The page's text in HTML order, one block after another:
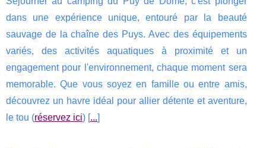
dans une expérience unique, entouré par la beauté
sauvage de la chaîne des Puys. Avec des équipements
variés, des activités aquatiques à proximité et un
engagement pour l'environnement, chaque moment sera
memorable. Que vous soyez en famille ou entre amis,
découvrez un havre idéal pour allier détente et aventure,
le tou (réservez ici) [ ...